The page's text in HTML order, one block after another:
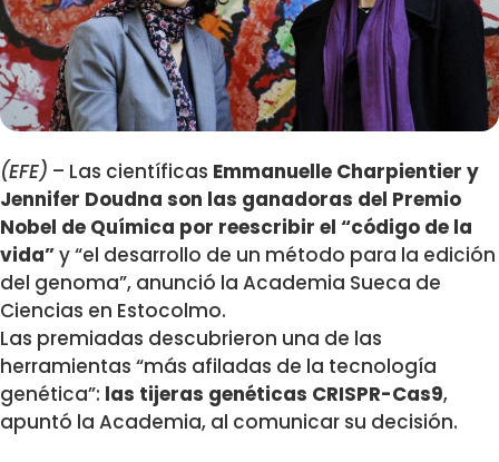
(EFE) – Las científicas Emmanuelle Charpientier y
Jennifer Doudna son las ganadoras del Premio
Nobel de Química por reescribir el “código de la
vida”y “el desarrollo de un método para la edición
del genoma”, anunció la Academia Sueca de
Ciencias en Estocolmo.
Las premiadas descubrieron una de las
herramientas “más afiladas de la tecnología
genética”: las tijeras genéticas CRISPR-Cas9,
apuntó la Academia, al comunicar su decisión.